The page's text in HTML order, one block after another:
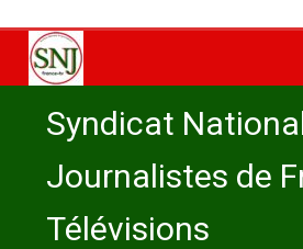
contenu
Syndicat
Journalistes de
Télévisions